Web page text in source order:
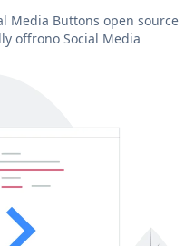
Media Buttons open source
offrono Social Media